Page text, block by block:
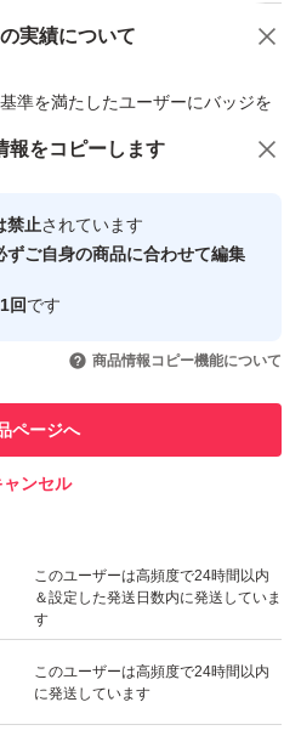
実績について
準を満たしたユーザーにバッジを
心・安全なユーザーです
引を完了させた実績があります
での取引実績があります
このユーザーは高頻度で24時間以内
＆設定した発送日数内に発送していま
す
このユーザーは高頻度で24時間以内
に発送しています
商品への質問
報をコピーします
禁止されています
ずご自身の商品に合わせて編集
回です
商品情報コピー機能について
ページへ
ャンセル
ススメ
いいね！
1,950